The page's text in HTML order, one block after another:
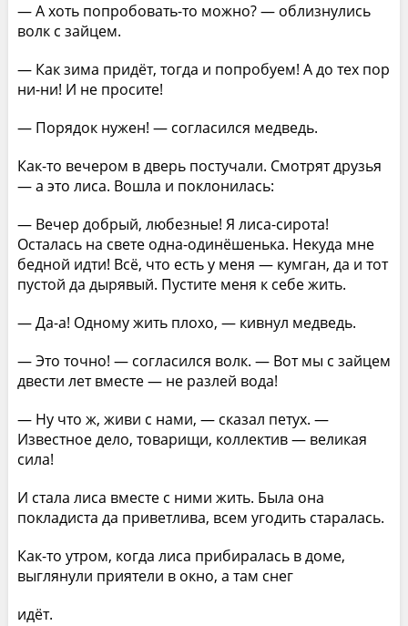
— А хоть попробовать-то можно? — облизнулись
волк с зайцем.
— Как зима придёт, тогда и попробуем! А до тех пор
ни-ни! И не просите!
— Порядок нужен! — согласился медведь.
Как-то вечером в дверь постучали. Смотрят друзья
— а это лиса. Вошла и поклонилась:
— Вечер добрый, любезные! Я лиса-сирота!
Осталась на свете одна-одинёшенька. Некуда мне
бедной идти! Всё, что есть у меня — кумган, да и тот
пустой да дырявый. Пустите меня к себе жить.
— Да-а! Одному жить плохо, — кивнул медведь.
— Это точно! — согласился волк. — Вот мы с зайцем
двести лет вместе — не разлей вода!
— Ну что ж, живи с нами, — сказал петух. —
Известное дело, товарищи, коллектив — великая
сила!
И стала лиса вместе с ними жить. Была она
покладиста да приветлива, всем угодить старалась.
Как-то утром, когда лиса прибиралась в доме,
выглянули приятели в окно, а там снег
идёт.